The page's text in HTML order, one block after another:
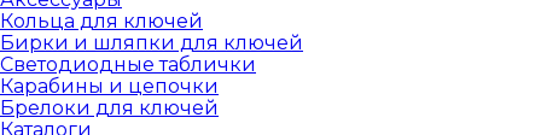
Кольца для ключей
Бирки и шляпки для ключей
Светодиодные таблички
Карабины и цепочки
Брелоки для ключей
Каталоги